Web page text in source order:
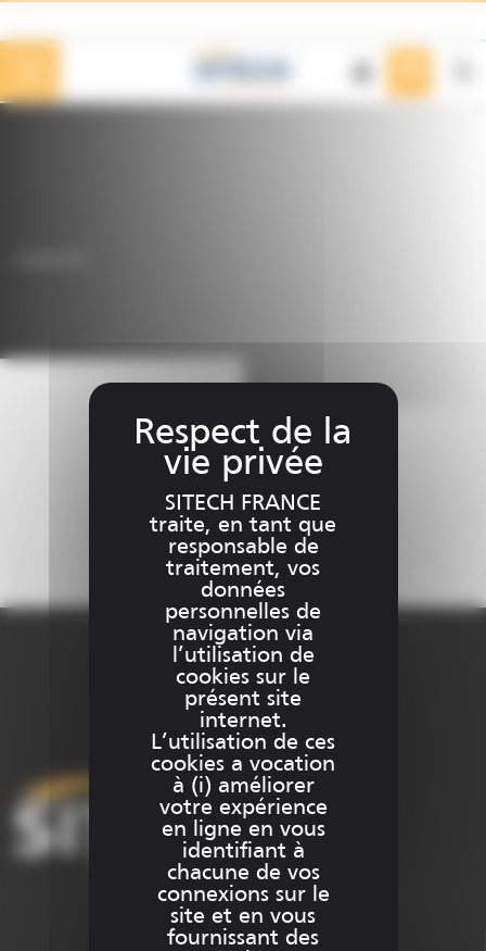
SITECH FRANCE
traite, en tant que
responsable de
traitement, vos
données
personnelles de
navigation via
l’utilisation de
cookies sur le
présent site
internet.
L’utilisation de ces
cookies a vocation
à (i) améliorer
votre expérience
en ligne en vous
identifiant à
chacune de vos
connexions sur le
site et en vous
fournissant des